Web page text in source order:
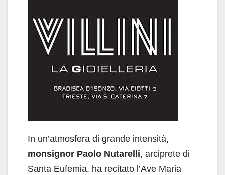
In un’atmosfera di grande intensità,
monsignor Paolo Nutarelli, arciprete di
Santa Eufemia, ha recitato l’Ave Maria